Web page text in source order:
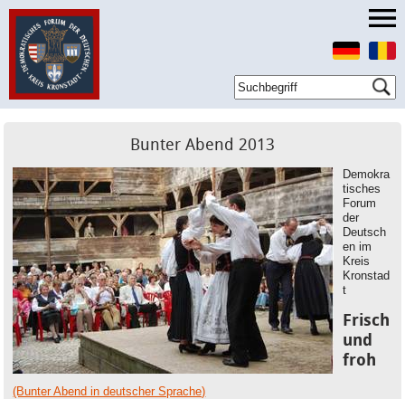
Bunter Abend 2013
Demokra
tisches
Forum
der
Deutsch
en im
Kreis
Kronstad
t
Frisch
und
froh
(Bunter Abend in deutscher Sprache)